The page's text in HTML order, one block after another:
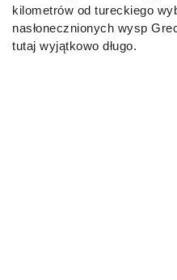
kilometrów od tureckiego
nasłonecznionych wysp
tutaj wyjątkowo długo.